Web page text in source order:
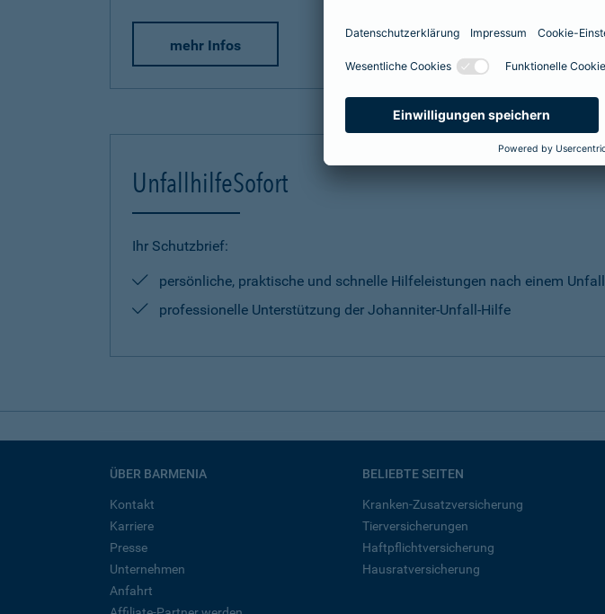
mehr Infos
UnfallhilfeSofort
Ihr Schutzbrief:
persönliche, praktische und schnelle Hilfeleistungen nach einem Unfall
professionelle Unterstützung der Johanniter-Unfall-Hilfe
ÜBER BARMENIA
Kontakt
Karriere
Presse
Unternehmen
Anfahrt
BELIEBTE SEITEN
Kranken-Zusatzversicherung
Tierversicherungen
Haftpflichtversicherung
Hausratversicherung